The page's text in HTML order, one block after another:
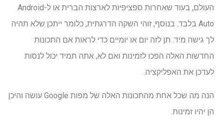
העולם, בעוד שאחרות ספציפיות לארצות הברית או ל-Android
Auto בלבד. בנוסף, זוהי השקה הדרגתית, כלומר ייתכן שלא תהיה
לך גישה מיד. תן לזה יום או יומיים כדי לראות אם התכונות
החדשות האלה הפכו לזמינות ואם לא, אתה תמיד יכול לנסות
לעדכן את האפליקציה.
הנה מה שכל אחת מהתכונות האלה של מפות Google עושה והיכן
הן יהיו זמינות.